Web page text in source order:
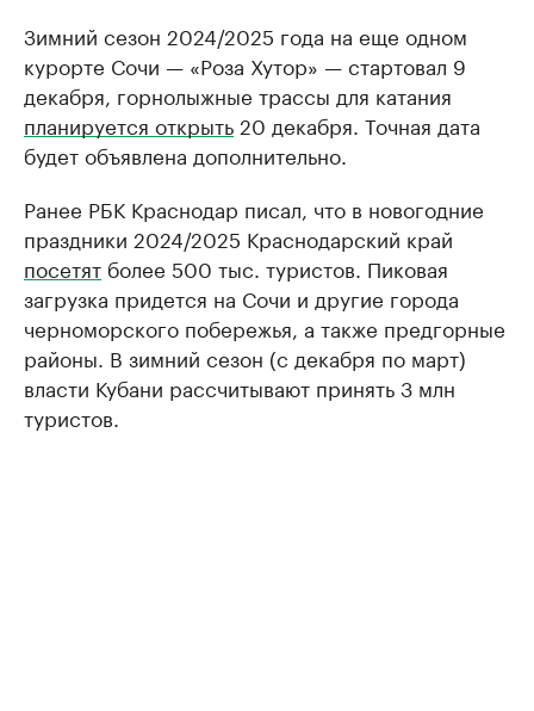
Зимний сезон 2024/2025 года на еще одном
курорте Сочи — «Роза Хутор» — стартовал 9
декабря, горнолыжные трассы для катания
планируется открыть 20 декабря. Точная дата
будет объявлена дополнительно.
Ранее РБК Краснодар писал, что в новогодние
праздники 2024/2025 Краснодарский край
посетят более 500 тыс. туристов. Пиковая
загрузка придется на Сочи и другие города
черноморского побережья, а также предгорные
районы. В зимний сезон (с декабря по март)
власти Кубани рассчитывают принять 3 млн
туристов.